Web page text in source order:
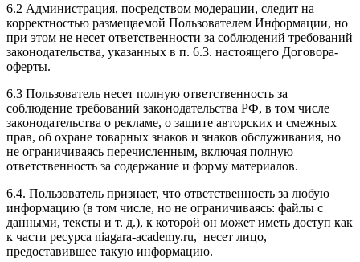
6.2 Администрация, посредством модерации, следит на
корректностью размещаемой Пользователем Информации, но
при этом не несет ответственности за соблюдений требований
законодательства, указанных в п. 6.3. настоящего Договора-
оферты.
6.3 Пользователь несет полную ответственность за
соблюдение требований законодательства РФ, в том числе
законодательства о рекламе, о защите авторских и смежных
прав, об охране товарных знаков и знаков обслуживания, но
не ограничиваясь перечисленным, включая полную
ответственность за содержание и форму материалов.
6.4. Пользователь признает, что ответственность за любую
информацию (в том числе, но не ограничиваясь: файлы с
данными, тексты и т. д.), к которой он может иметь доступ как
к части ресурса niagara-academy.ru, несет лицо,
предоставившее такую информацию.